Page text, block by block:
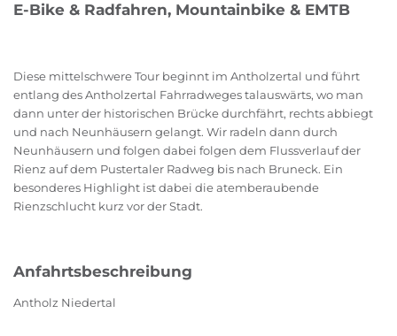
E-Bike & Radfahren, Mountainbike & EMTB
Diese mittelschwere Tour beginnt im Antholzertal und führt
entlang des Antholzertal Fahrradweges talauswärts, wo man
dann unter der historischen Brücke durchfährt, rechts abbiegt
und nach Neunhäusern gelangt. Wir radeln dann durch
Neunhäusern und folgen dabei folgen dem Flussverlauf der
Rienz auf dem Pustertaler Radweg bis nach Bruneck. Ein
besonderes Highlight ist dabei die atemberaubende
Rienzschlucht kurz vor der Stadt.
Anfahrtsbeschreibung
Antholz Niedertal